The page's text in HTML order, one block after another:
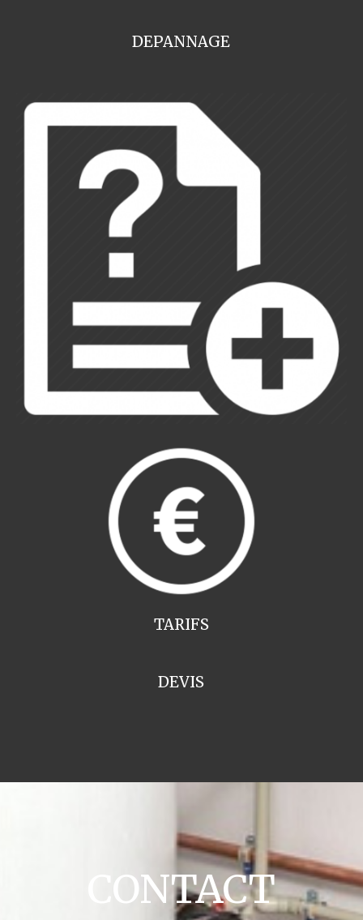
DEPANNAGE
TARIFS
DEVIS
CONTACT